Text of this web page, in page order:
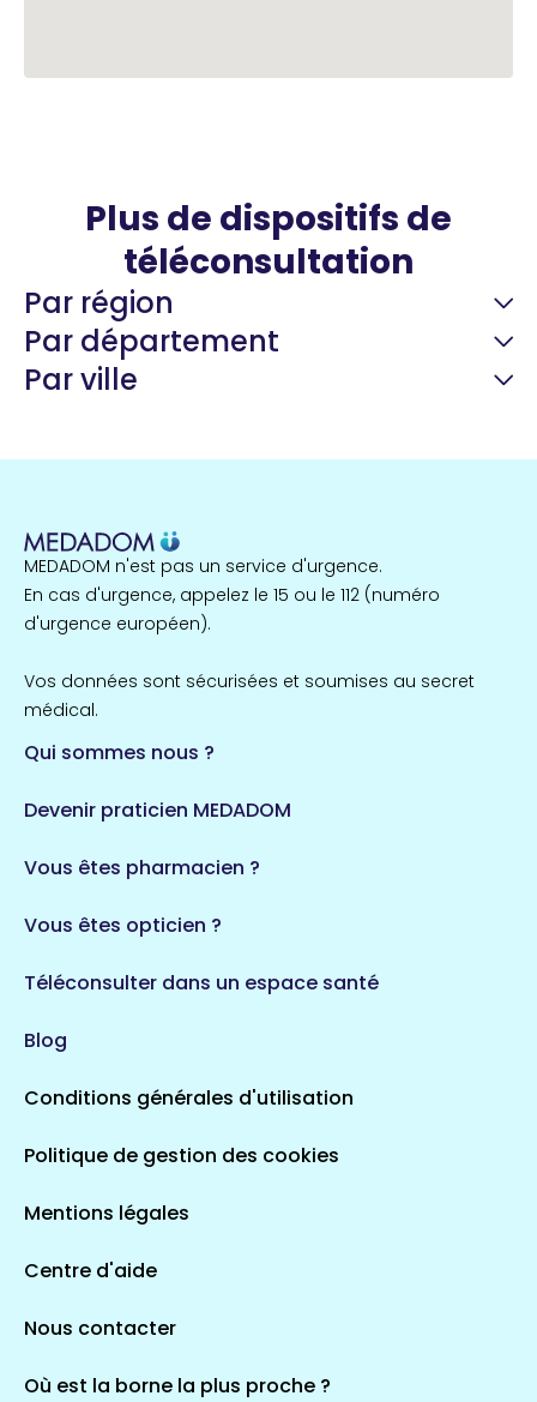
Plus de dispositifs de
téléconsultation
Par région
Île-de-France
857 espaces de santé
124 espaces de santé
Auvergne-Rhône-Alpes
720 espaces de santé
693 espaces de santé
324 espaces de santé
Par département
Côtes-d'Armor
Maine-et-Loire
Loiret
Loir-et-Cher
36 espaces de santé
Par ville
1 espaces de santé
1 espaces de santé
Saint-Agathon
MEDADOM n'est pas un service d'urgence.
En cas d'urgence, appelez le 15 ou le 112 (numéro
d'urgence européen).
Vos données sont sécurisées et soumises au secret
médical.
Qui sommes nous ?
Devenir praticien MEDADOM
Vous êtes pharmacien ?
Vous êtes opticien ?
Téléconsulter dans un espace santé
Blog
Conditions générales d'utilisation
Politique de gestion des cookies
Mentions légales
Centre d'aide
Nous contacter
Où est la borne la plus proche ?